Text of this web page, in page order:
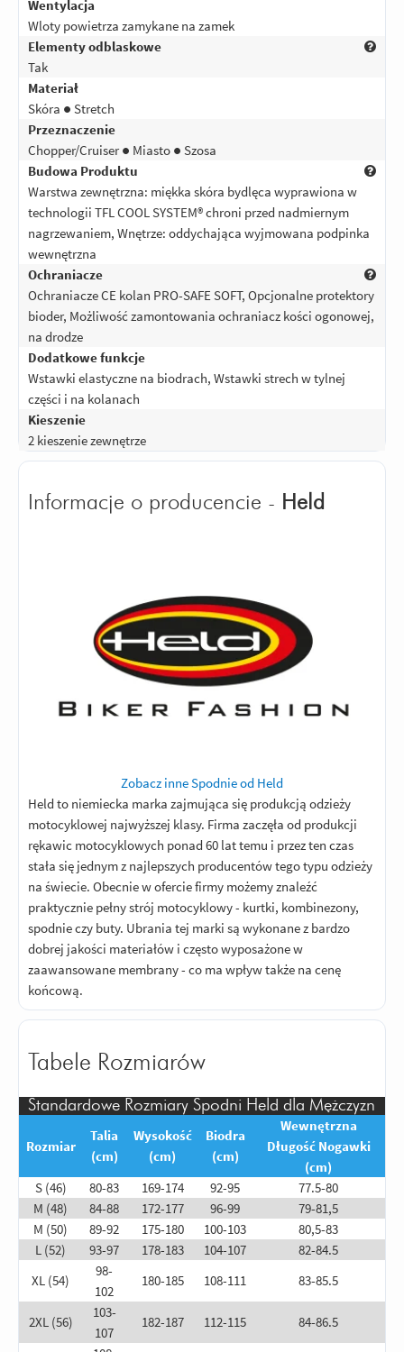
Wentylacja
Wloty powietrza zamykane na zamek
Elementy odblaskowe
Tak
Materiał
Skóra ● Stretch
Przeznaczenie
Chopper/Cruiser ● Miasto ● Szosa
Budowa Produktu
Warstwa zewnętrzna: miękka skóra bydlęca wyprawiona w
technologii TFL COOL SYSTEM® chroni przed nadmiernym
nagrzewaniem, Wnętrze: oddychająca wyjmowana podpinka
wewnętrzna
Ochraniacze
Ochraniacze CE kolan PRO-SAFE SOFT, Opcjonalne protektory
bioder, Możliwość zamontowania ochraniacz kości ogonowej,
na drodze
Dodatkowe funkcje
Wstawki elastyczne na biodrach, Wstawki strech w tylnej
części i na kolanach
Kieszenie
2 kieszenie zewnętrze
Informacje o producencie - Held
Zobacz inne Spodnie od Held
Held to niemiecka marka zajmująca się produkcją odzieży
motocyklowej najwyższej klasy. Firma zaczęła od produkcji
rękawic motocyklowych ponad 60 lat temu i przez ten czas
stała się jednym z najlepszych producentów tego typu odzieży
na świecie. Obecnie w ofercie firmy możemy znaleźć
praktycznie pełny strój motocyklowy - kurtki, kombinezony,
spodnie czy buty. Ubrania tej marki są wykonane z bardzo
dobrej jakości materiałów i często wyposażone w
zaawansowane membrany - co ma wpływ także na cenę
końcową.
Tabele Rozmiarów
Standardowe Rozmiary Spodni Held dla Mężczyzn
Rozmiar
Talia
(cm)
Wysokość
(cm)
Biodra
(cm)
Wewnętrzna
Długość Nogawki
(cm)
S (46)
80-83 169-174 92-95
77.5-80
M (48)
84-88 172-177 96-99
79-81,5
M (50)
89-92 175-180 100-103
80,5-83
L (52)
93-97 178-183 104-107
82-84.5
XL (54)
98-
102
180-185 108-111 83-85.5
2XL (56)
103-
107
182-187 112-115 84-86.5